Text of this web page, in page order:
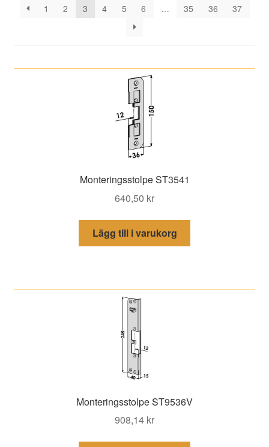
1
2 3 4 5 6 … 35 36 37
Monteringsstolpe ST3541
640,50 kr
Lägg till i varukorg
Monteringsstolpe ST9536V
908,14 kr